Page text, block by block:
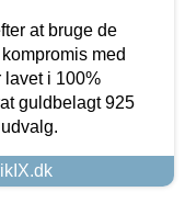
at bruge de
med
lavet i 100%
guldbelagt 925